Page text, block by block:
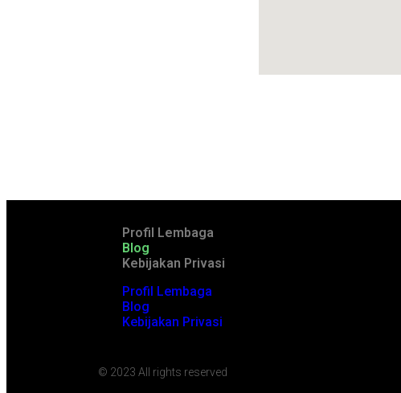
Profil Lembaga
Blog
Kebijakan Privasi
Profil Lembaga
Blog
Kebijakan Privasi
© 2023 All rights reserved